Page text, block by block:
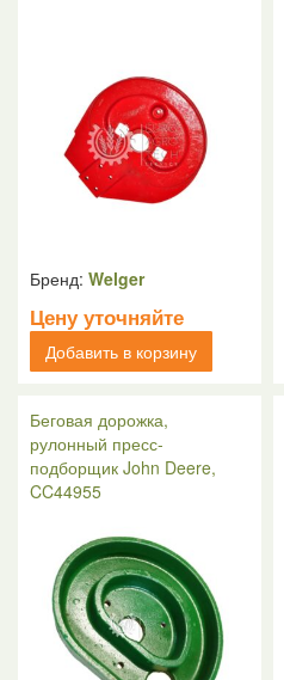
Бренд: Welger
Цену уточняйте
Добавить в корзину
Беговая дорожка,
рулонный пресс-
подборщик John Deere,
CC44955